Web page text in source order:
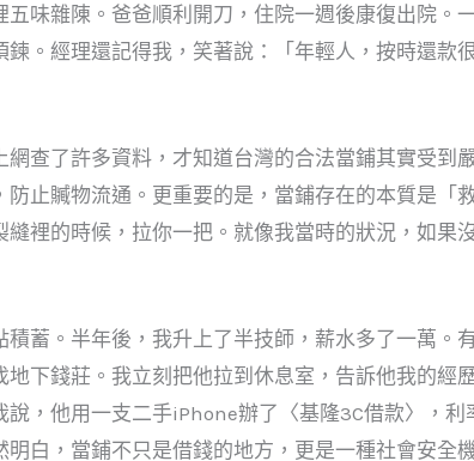
味雜陳。爸爸順利開刀，住院一週後康復出院。
。經理還記得我，笑著說：「年輕人，按時還款
查了許多資料，才知道台灣的合法當鋪其實受到
止贓物流通。更重要的是，當鋪存在的本質是「
裡的時候，拉你一把。就像我當時的狀況，如果
蓄。半年後，我升上了半技師，薪水多了一萬。
下錢莊。我立刻把他拉到休息室，告訴他我的經
，他用一支二手iPhone辦了〈基隆3C借款〉，
白，當鋪不只是借錢的地方，更是一種社會安全